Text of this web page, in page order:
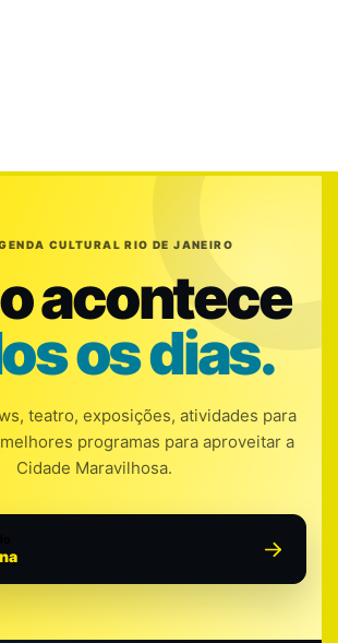
CULTURAL RIO DE JANEIRO
acontece
os dias.
teatro, exposições, atividades para
programas para aproveitar a
Cidade Maravilhosa.